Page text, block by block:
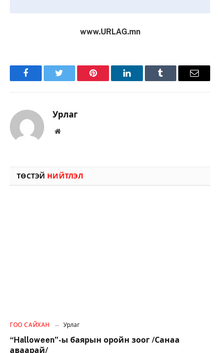
www.URLAG.mn
FacebookTwitter Pinterest LinkedInTumblr Имэйл
Урлаг
Вэбсайт
ТӨСТЭЙ НИЙТЛЭЛ
ГОО САЙХАН Урлаг
“Halloween”-ы баярын оройн зоог /Санаа
аваарай/